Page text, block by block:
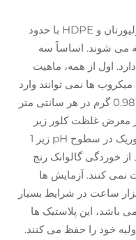
در مورد مقاومت در برابر خوردگی، پوليورتان و HDPE با حدود
می شوند. اساساً سه
اول از همه، ماهیت
ها نمی توانند وارد
آنها شوند، به لطف تراکم بین 0.94 تا 0.98 گرم در هر سانتی متر
معرض غلظت کلور زیر
500 قسمت در میلیون یا اسید سولفوریک در سطوح pH زیر 1
از خوردگی گالوانک رنج
نمی کنند. آزمایش ها
داده اند که پس از گذراندن ۱۰ هزار ساعت در شرایط بسیار
اسیدی تا قلیایی که pH آن از ۲ تا ۱۲ می باشد، این پلاستیک ها
اولیه خود را حفظ می کنند.